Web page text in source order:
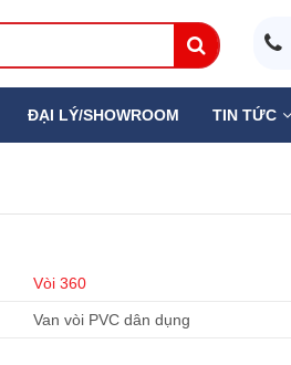
ĐẠI LÝ/SHOWROOM TIN TỨC
Vòi 360
Van vòi PVC dân dụng